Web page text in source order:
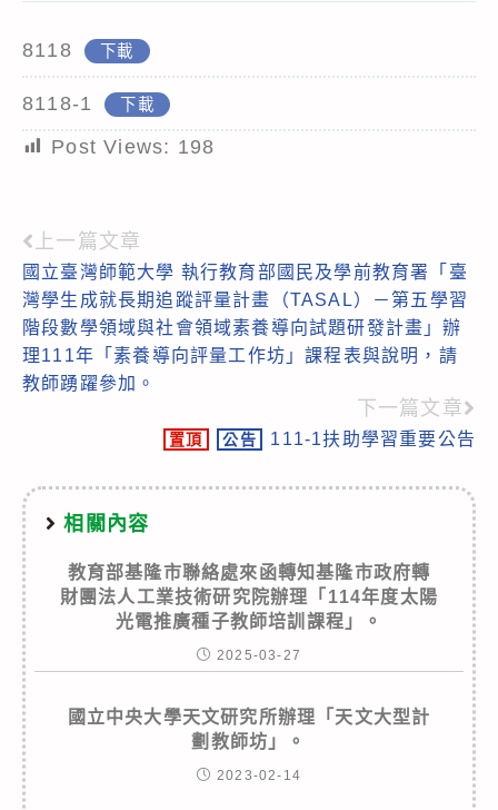
8118 下載
8118-1 下載
Post Views: 198
Read
more
articles
上一篇文章
國立臺灣師範大學 執行教育部國民及學前教育署「臺
灣學生成就長期追蹤評量計畫（TASAL）－第五學習
階段數學領域與社會領域素養導向試題研發計畫」辦
理111年「素養導向評量工作坊」課程表與說明，請
教師踴躍參加。
下一篇文章
置頂 公告 111-1扶助學習重要公告
相關內容
教育部基隆市聯絡處來函轉知基隆市政府轉
財團法人工業技術研究院辦理「114年度太陽
光電推廣種子教師培訓課程」。
2025-03-27
國立中央大學天文研究所辦理「天文大型計
劃教師坊」。
2023-02-14